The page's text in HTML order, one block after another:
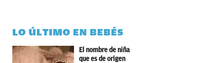
LO ÚLTIMO EN BEBÉS
El nombre de niña
que es de origen